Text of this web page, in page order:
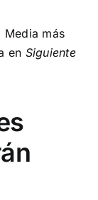
Media más
en Siguiente